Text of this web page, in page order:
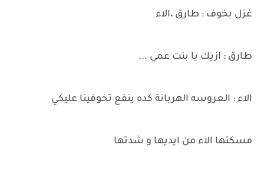
غزل بخوف : طارق ،الاء
طارق : ازيك يا بنت عمي ...
الاء : العروسه الهربانة كده ينفع تخوفينا عليكي
مسكتها الاء من ايديها و شدتها